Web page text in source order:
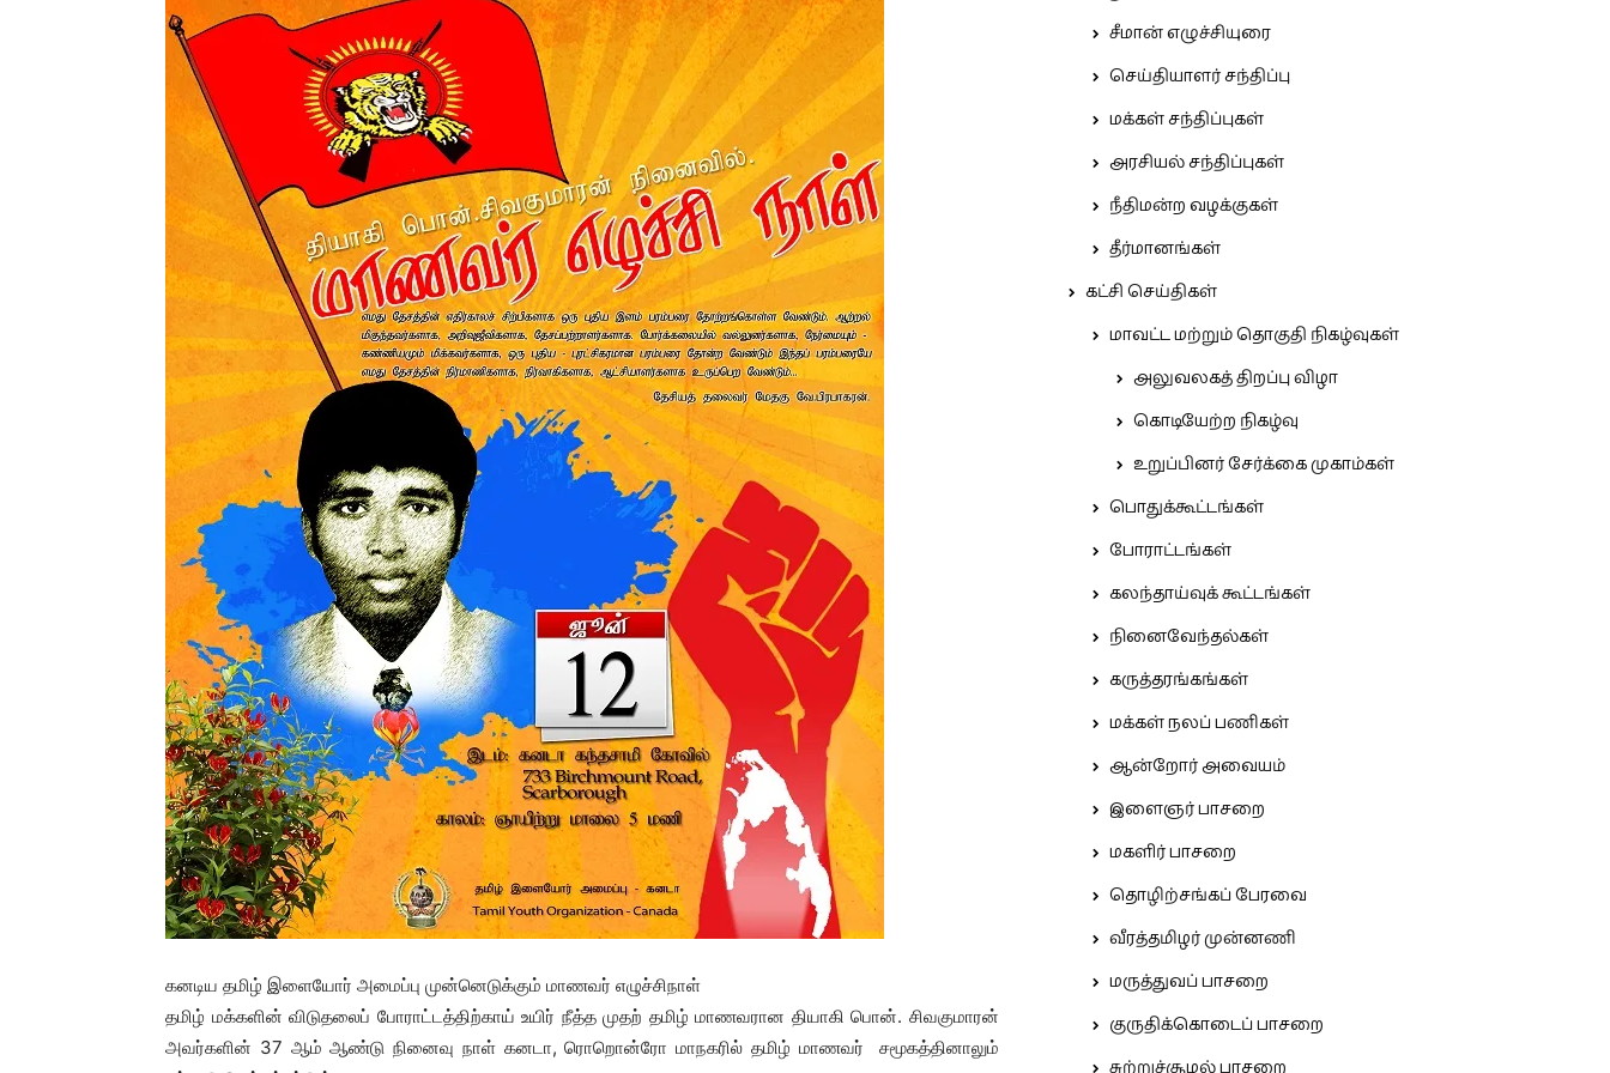
கனடிய தமிழ் இளையோர் அமைப்பு முன்னெடுக்கும் மாணவர் எழுச்சிநாள்
தமிழ் மக்களின் விடுதலைப் போராட்டத்திற்காய் உயிர் நீத்த முதற் தமிழ் மாணவரான தியாகி பொன். சிவகுமாரன்
அவர்களின் 37 ஆம் ஆண்டு நினைவு நாள் கனடா, ரொறொன்ரோ மாநகரில் தமிழ் மாணவர் சமூகத்தினாலும்
சீமான் எழுச்சியுரை
செய்தியாளர் சந்திப்பு
மக்கள் சந்திப்புகள்
அரசியல் சந்திப்புகள்
நீதிமன்ற வழக்குகள்
தீர்மானங்கள்
கட்சி செய்திகள்
மாவட்ட மற்றும் தொகுதி நிகழ்வுகள்
அலுவலகத் திறப்பு விழா
கொடியேற்ற நிகழ்வு
உறுப்பினர் சேர்க்கை முகாம்கள்
பொதுக்கூட்டங்கள்
போராட்டங்கள்
கலந்தாய்வுக் கூட்டங்கள்
நினைவேந்தல்கள்
கருத்தரங்கங்கள்
மக்கள் நலப் பணிகள்
ஆன்றோர் அவையம்
இளைஞர் பாசறை
மகளிர் பாசறை
தொழிற்சங்கப் பேரவை
வீரத்தமிழர் முன்னணி
மருத்துவப் பாசறை
குருதிக்கொடைப் பாசறை